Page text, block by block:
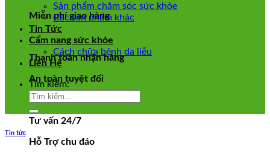
Miễn phí giao hàng
Thanh toàn nhận hàng
An toàn tuyệt đối
Tư vấn 24/7
Hỗ Trợ chu đáo
Sản phẩm chăm sóc sức khỏe
Các sản phẩm khác
Tin Tức
Cẩm nang sức khỏe
Cách chữa bệnh da liễu
Liên Hệ
Tìm kiếm:
Tin tức